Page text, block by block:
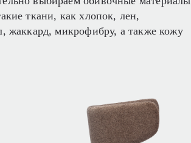
ткани, как хлопок, лен,
жаккард, микрофибру, а также кожу